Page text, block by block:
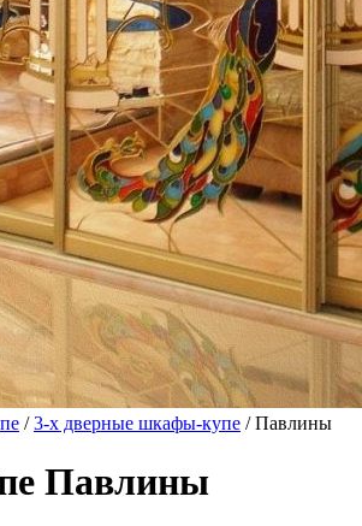
/3-х дверные шкафы-купе / Павлины
Павлины